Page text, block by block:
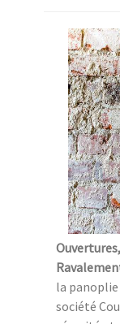
la panoplie
société